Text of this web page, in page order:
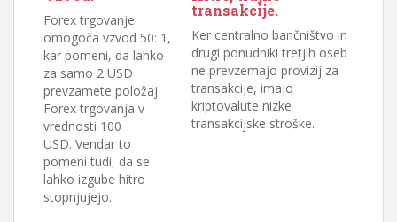
Forex trgovanje
omogoča vzvod 50: 1,
kar pomeni, da lahko
za samo 2 USD
prevzamete položaj
Forex trgovanja v
vrednosti 100
USD. Vendar to
pomeni tudi, da se
lahko izgube hitro
stopnjujejo.
transakcije.
Ker centralno bančništvo in
drugi ponudniki tretjih oseb
ne prevzemajo provizij za
transakcije, imajo
kriptovalute nizke
transakcijske stroške.